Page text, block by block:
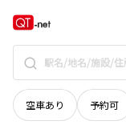
空車あり 予約可
石川県